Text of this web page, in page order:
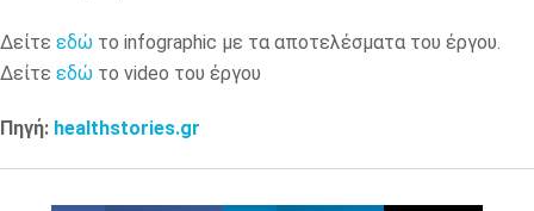
Δείτε εδώ το infographic με τα αποτελέσματα του έργου.
Δείτε εδώ το video του έργου
Πηγή: healthstories.gr